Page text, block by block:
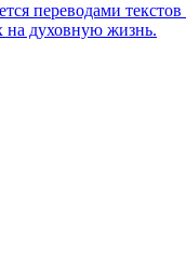
переводами текстов
на духовную жизнь.